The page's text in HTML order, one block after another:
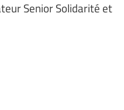
Senior Solidarité et